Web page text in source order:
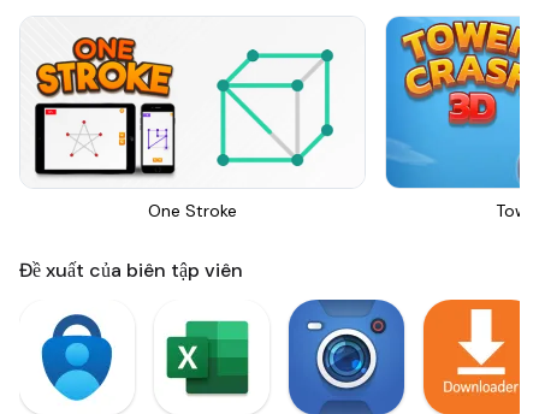
One Stroke
Đề xuất của biên tập viên